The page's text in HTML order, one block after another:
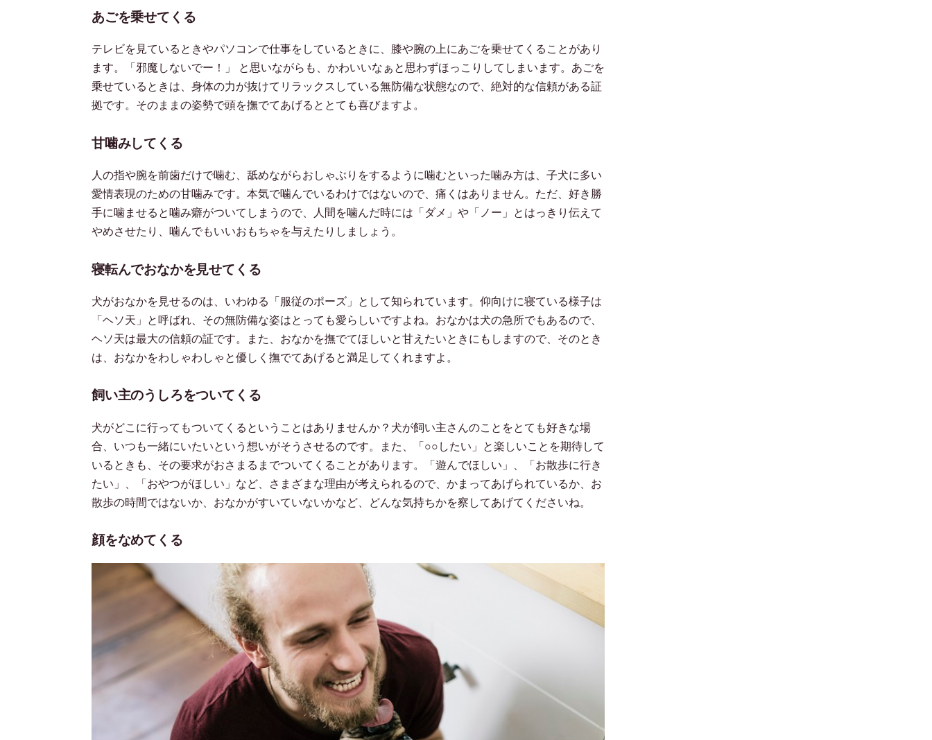
あごを乗せてくる
テレビを見ているときやパソコンで仕事をしているときに、膝や腕の上にあごを乗せてくることがあり
ます。「邪魔しないでー！」 と思いながらも、かわいいなぁと思わずほっこりしてしまいます。あごを
乗せているときは、身体の力が抜けてリラックスしている無防備な状態なので、絶対的な信頼がある証
拠です。そのままの姿勢で頭を撫でてあげるととても喜びますよ。
甘噛みしてくる
人の指や腕を前歯だけで噛む、舐めながらおしゃぶりをするように噛むといった噛み方は、子犬に多い
愛情表現のための甘噛みです。本気で噛んでいるわけではないので、痛くはありません。ただ、好き勝
手に噛ませると噛み癖がついてしまうので、人間を噛んだ時には「ダメ」や「ノー」とはっきり伝えて
やめさせたり、噛んでもいいおもちゃを与えたりしましょう。
寝転んでおなかを見せてくる
犬がおなかを見せるのは、いわゆる「服従のポーズ」として知られています。仰向けに寝ている様子は
「ヘソ天」と呼ばれ、その無防備な姿はとっても愛らしいですよね。おなかは犬の急所でもあるので、
ヘソ天は最大の信頼の証です。また、おなかを撫でてほしいと甘えたいときにもしますので、そのとき
は、おなかをわしゃわしゃと優しく撫でてあげると満足してくれますよ。
飼い主のうしろをついてくる
犬がどこに行ってもついてくるということはありませんか？犬が飼い主さんのことをとても好きな場
合、いつも一緒にいたいという想いがそうさせるのです。また、「○○したい」と楽しいことを期待して
いるときも、その要求がおさまるまでついてくることがあります。「遊んでほしい」、「お散歩に行き
たい」、「おやつがほしい」など、さまざまな理由が考えられるので、かまってあげられているか、お
散歩の時間ではないか、おなかがすいていないかなど、どんな気持ちかを察してあげてくださいね。
顔をなめてくる